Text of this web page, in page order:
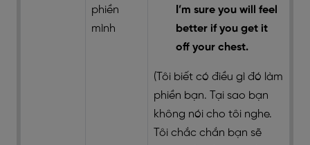
phiền
mình
I’m sure you will feel
better if you get it
off your chest.
(Tôi biết có điều gì đó làm
phiền bạn. Tại sao bạn
không nói cho tôi nghe.
Tôi chắc chắn bạn sẽ